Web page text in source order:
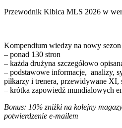
Przewodnik Kibica MLS 2026 w
Kompendium wiedzy na nowy
– ponad 130 stron
– każda drużyna szczegółowo
– podstawowe informacje, analizy,
piłkarzy i trenera, przewidywane XI,
– krótka zapowiedź mundialowych
Bonus: 10% zniżki na kolejny
potwierdzenie e-mailem